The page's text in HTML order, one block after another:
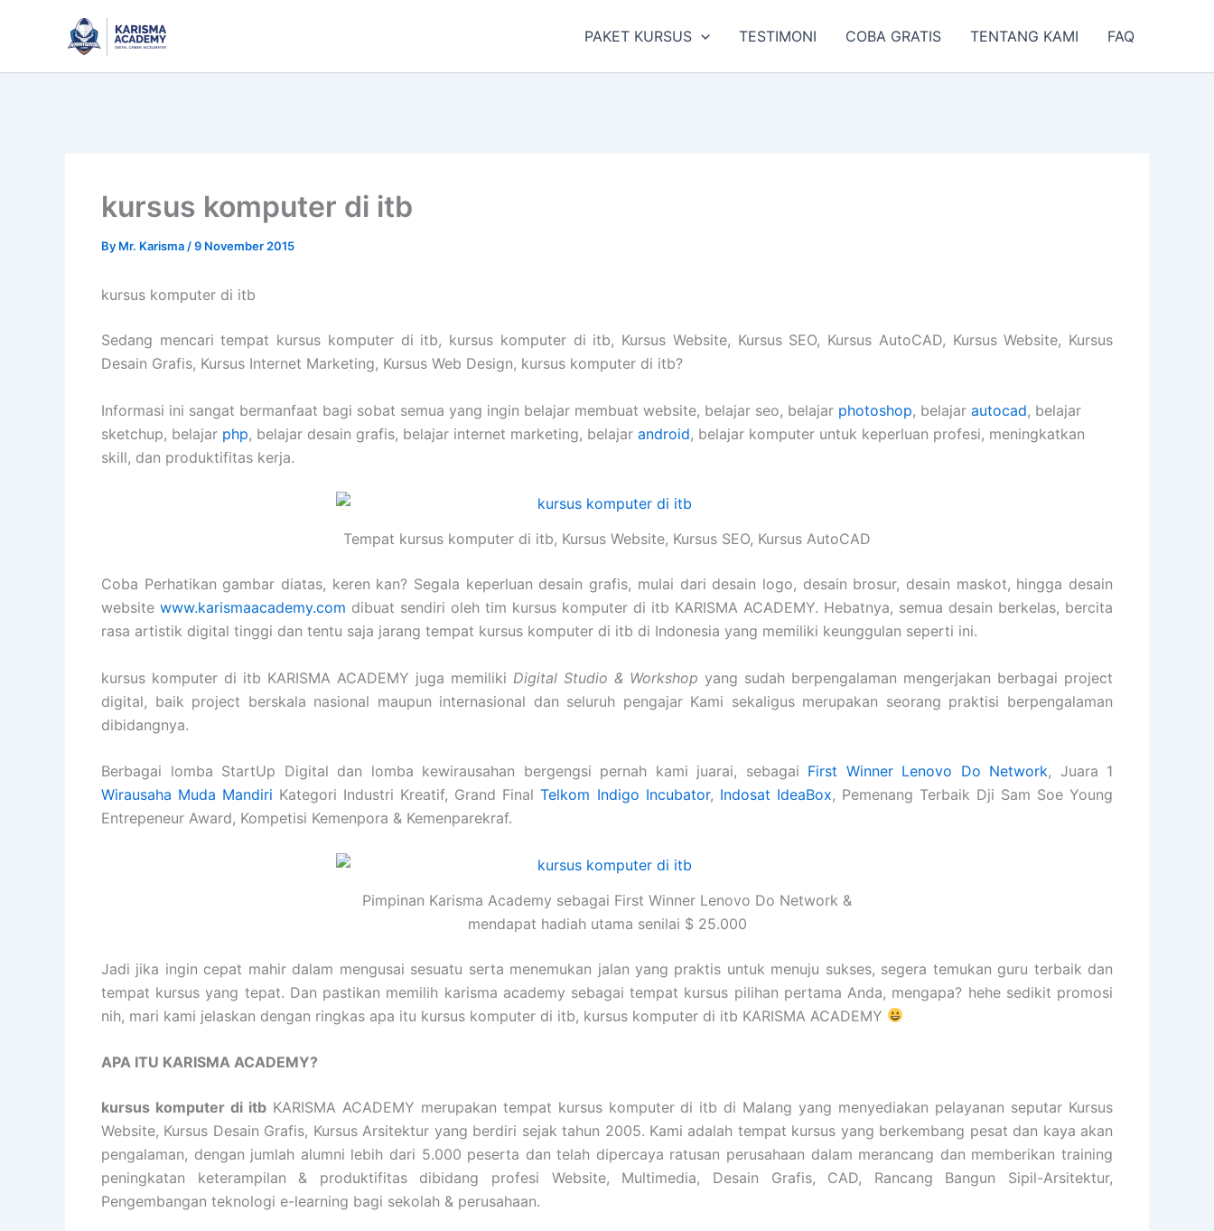
PAKET KURSUS TESTIMONI COBA GRATIS TENTANG KAMI FAQ
kursus komputer di itb
By Mr. Karisma /9 November 2015
kursus komputer di itb
Sedang mencari tempat kursus komputer di itb, kursus komputer di itb, Kursus Website, Kursus SEO, Kursus AutoCAD, Kursus Website, Kursus
Desain Grafis, Kursus Internet Marketing, Kursus Web Design, kursus komputer di itb?
Informasi ini sangat bermanfaat bagi sobat semua yang ingin belajar membuat website, belajar seo, belajar photoshop, belajar autocad, belajar
sketchup, belajar php, belajar desain grafis, belajar internet marketing, belajar android, belajar komputer untuk keperluan profesi, meningkatkan
skill, dan produktifitas kerja.
Tempat kursus komputer di itb, Kursus Website, Kursus SEO, Kursus AutoCAD
Coba Perhatikan gambar diatas, keren kan? Segala keperluan desain grafis, mulai dari desain logo, desain brosur, desain maskot, hingga desain
website www.karismaacademy.com dibuat sendiri oleh tim kursus komputer di itb KARISMA ACADEMY. Hebatnya, semua desain berkelas, bercita
rasa artistik digital tinggi dan tentu saja jarang tempat kursus komputer di itb di Indonesia yang memiliki keunggulan seperti ini.
kursus komputer di itb KARISMA ACADEMY juga memiliki Digital Studio & Workshop yang sudah berpengalaman mengerjakan berbagai project
digital, baik project berskala nasional maupun internasional dan seluruh pengajar Kami sekaligus merupakan seorang praktisi berpengalaman
dibidangnya.
Berbagai lomba StartUp Digital dan lomba kewirausahan bergengsi pernah kami juarai, sebagai First Winner Lenovo Do Network, Juara 1
Wirausaha Muda Mandiri Kategori Industri Kreatif, Grand FinalTelkom Indigo Incubator, Indosat IdeaBox, Pemenang Terbaik Dji Sam Soe Young
Entrepeneur Award, Kompetisi Kemenpora & Kemenparekraf.
Pimpinan Karisma Academy sebagai First Winner Lenovo Do Network &
mendapat hadiah utama senilai $ 25.000
Jadi jika ingin cepat mahir dalam mengusai sesuatu serta menemukan jalan yang praktis untuk menuju sukses, segera temukan guru terbaik dan
tempat kursus yang tepat. Dan pastikan memilih karisma academy sebagai tempat kursus pilihan pertama Anda, mengapa? hehe sedikit promosi
nih, mari kami jelaskan dengan ringkas apa itu kursus komputer di itb, kursus komputer di itb KARISMA ACADEMY
APA ITU KARISMA ACADEMY?
kursus komputer di itbKARISMA ACADEMY merupakan tempat kursus komputer di itb di Malang yang menyediakan pelayanan seputar Kursus
Website, Kursus Desain Grafis, Kursus Arsitektur yang berdiri sejak tahun 2005. Kami adalah tempat kursus yang berkembang pesat dan kaya akan
pengalaman, dengan jumlah alumni lebih dari 5.000 peserta dan telah dipercaya ratusan perusahaan dalam merancang dan memberikan training
peningkatan keterampilan & produktifitas dibidang profesi Website, Multimedia, Desain Grafis, CAD, Rancang Bangun Sipil-Arsitektur,
Pengembangan teknologi e-learning bagi sekolah & perusahaan.